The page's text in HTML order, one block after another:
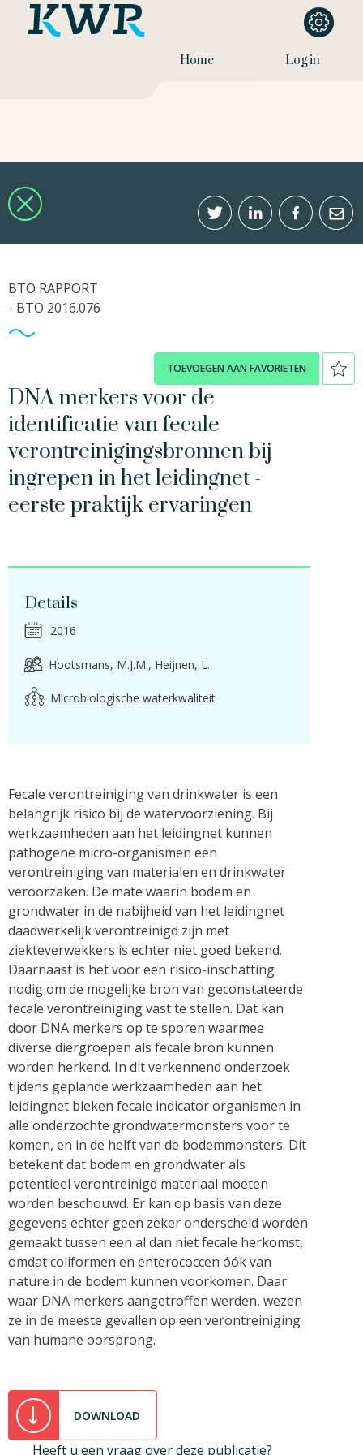
Home Log in
BTO RAPPORT
- BTO 2016.076
TOEVOEGEN AAN FAVORIETEN
DNA merkers voor de
identificatie van fecale
verontreinigingsbronnen bij
ingrepen in het leidingnet -
eerste praktijk ervaringen
Details
2016
Hootsmans, M.J.M. Heijnen, L.
Microbiologische waterkwaliteit
Fecale verontreiniging van drinkwater is een
belangrijk risico bij de watervoorziening. Bij
werkzaamheden aan het leidingnet kunnen
pathogene micro-organismen een
verontreiniging van materialen en drinkwater
veroorzaken. De mate waarin bodem en
grondwater in de nabijheid van het leidingnet
daadwerkelijk verontreinigd zijn met
ziekteverwekkers is echter niet goed bekend.
Daarnaast is het voor een risico-inschatting
nodig om de mogelijke bron van geconstateerde
fecale verontreiniging vast te stellen. Dat kan
door DNA merkers op te sporen waarmee
diverse diergroepen als fecale bron kunnen
worden herkend. In dit verkennend onderzoek
tijdens geplande werkzaamheden aan het
leidingnet bleken fecale indicator organismen in
alle onderzochte grondwatermonsters voor te
komen, en in de helft van de bodemmonsters. Dit
betekent dat bodem en grondwater als
potentieel verontreinigd materiaal moeten
worden beschouwd. Er kan op basis van deze
gegevens echter geen zeker onderscheid worden
gemaakt tussen een al dan niet fecale herkomst,
omdat coliformen en enterococcen óók van
nature in de bodem kunnen voorkomen. Daar
waar DNA merkers aangetroffen werden, wezen
ze in de meeste gevallen op een verontreiniging
van humane oorsprong.
DOWNLOAD
Heeft u een vraag over deze publicatie?